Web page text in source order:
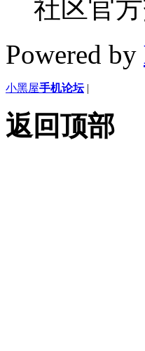
社区官
Powered by
小黑屋手机论坛 |
返回顶部